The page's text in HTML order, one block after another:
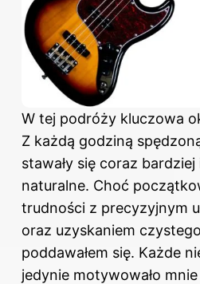
W tej podróży kluczowa
Z każdą godziną
stawały się coraz
naturalne. Choć
trudności z precyzyjnym
oraz uzyskaniem
poddawałem się. Każde
jedynie motywowało